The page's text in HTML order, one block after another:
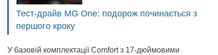
Тест-драйв MG One: подорож починається з
першого кроку
У базовій комплектації Comfort з 17-дюймовими